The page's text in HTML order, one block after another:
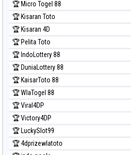
🏆 Micro Togel 88
🏆 Kisaran Toto
🏆 Kisaran 4D
🏆 Pelita Toto
🏆 IndoLottery 88
🏆 DuniaLottery 88
🏆 KaisarToto 88
🏆 WlaTogel 88
🏆 Viral4DP
🏆 Victory4DP
🏆 LuckySlot99
🏆 4dprizewlatoto